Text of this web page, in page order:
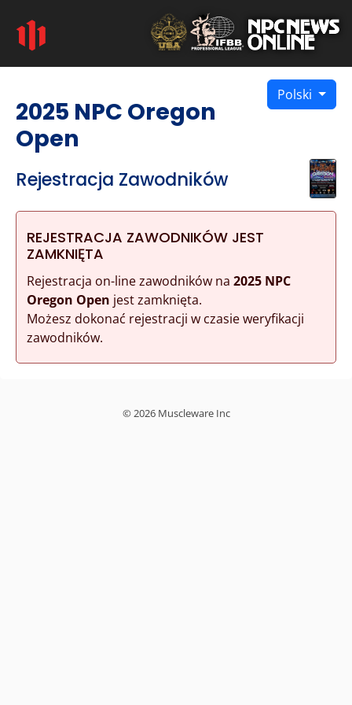
Polski
2025 NPC Oregon
Open
Rejestracja Zawodników
REJESTRACJA ZAWODNIKÓW JEST
ZAMKNIĘTA
Rejestracja on-line zawodników na 2025 NPC
Oregon Open jest zamknięta.
Możesz dokonać rejestracji w czasie weryfikacji
zawodników.
© 2026 Muscleware Inc